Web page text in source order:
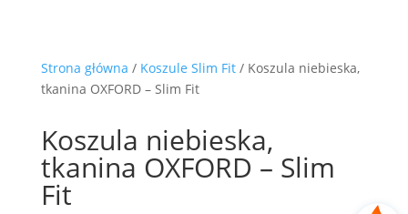
Strona główna / Koszule Slim Fit/ Koszula niebieska,
tkanina OXFORD – Slim Fit
Koszula niebieska,
tkanina OXFORD – Slim
Fit